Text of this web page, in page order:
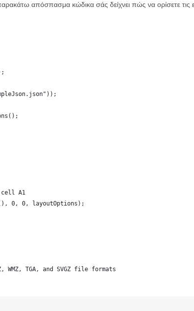
απόσπασμα κώδικα σάς δείχνει πώς να ορίσετε τις
A1
0, 0, layoutOptions);
WMZ, TGA, and SVGZ file formats